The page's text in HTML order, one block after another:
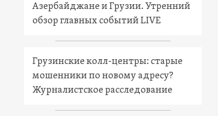
Азербайджане и Грузии. Утренний
обзор главных событий LIVE
Грузинские колл-центры: старые
мошенники по новому адресу?
Журналистское расследование